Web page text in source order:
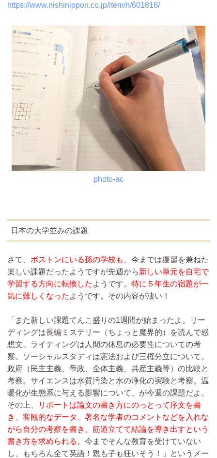
https://www.nishinippon.co.jp/item/n/601816/
photo-ac
日本の大学並みの課題
さて、 ボストンにいる孫の学校も
、今までは復習を兼ねた
楽しい課題だったようですが先週から新しい単元を自宅で
学習する方向に転換した ようです。 特に５年生の宿題が一
気に難しくなった ようです。その内容が凄い！
「また新しい課題てんこ盛りの1週間が始まったよ。リー
ディングは長編ミステリー（ちょっと魔界的）を読んで感
想文。ライティングは人間の休息の必要性についての考
察。ソーシャルスタディは憲法および三権分立について。
政府（民主主義、帝政、全体主義、共産主義等）の比較と
考察。サイエンスは水質汚染と水の浄化の実験と考察。温
暖化が生態系に与える影響について、が今週の課題だよ。
その上、
リポートは論文の書き方にのっとって序文を書
き、客観的なデータ、著名な学者のコメントなどを入れな
がら自分の考察を書き、筋道立てて結論を導き出すという
書き方を求められる。 今までそんな教育を受けていない
し、もちろん全て英語！親も子も狂いそう！」というメー